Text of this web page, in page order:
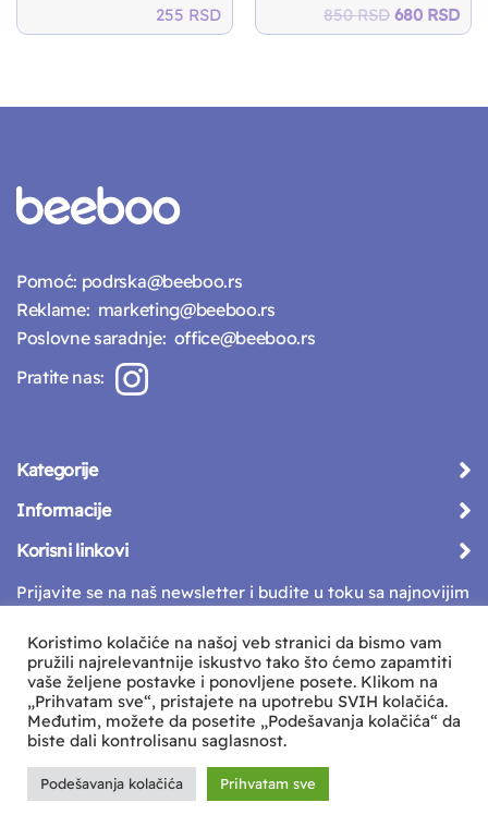
255 RSD 850RSD Original
price
680 RSD
Pomoć: podrska@beeboo.rs
Reklame: marketing@beeboo.rs
Poslovne saradnje: office@beeboo.rs
Pratite nas:
Kategorije
Informacije
Korisni linkovi
Prijavite se na naš newsletter i budite u toku sa najnovijim
vestima
Sva prava zadržava © Beeboo d.o.o.
Koristimo kolačiće na našoj veb stranici da bismo vam
pružili najrelevantnije iskustvo tako što ćemo zapamtiti
vaše željene postavke i ponovljene posete. Klikom na
„Prihvatam sve“, pristajete na upotrebu SVIH kolačića.
Međutim, možete da posetite „Podešavanja kolačića“ da
biste dali kontrolisanu saglasnost.
Podešavanja kolačića Prihvatam sve